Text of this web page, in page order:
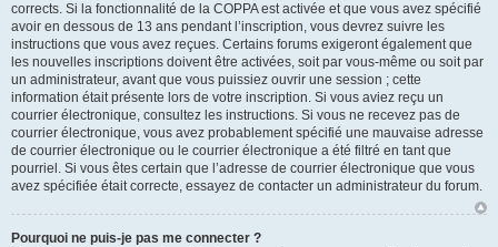
corrects. Si la fonctionnalité de la COPPA est activée et que vous avez spécifié
avoir en dessous de 13 ans pendant l’inscription, vous devrez suivre les
instructions que vous avez reçues. Certains forums exigeront également que
les nouvelles inscriptions doivent être activées, soit par vous-même ou soit par
un administrateur, avant que vous puissiez ouvrir une session ; cette
information était présente lors de votre inscription. Si vous aviez reçu un
courrier électronique, consultez les instructions. Si vous ne recevez pas de
courrier électronique, vous avez probablement spécifié une mauvaise adresse
de courrier électronique ou le courrier électronique a été filtré en tant que
pourriel. Si vous êtes certain que l’adresse de courrier électronique que vous
avez spécifiée était correcte, essayez de contacter un administrateur du forum.
Pourquoi ne puis-je pas me connecter ?